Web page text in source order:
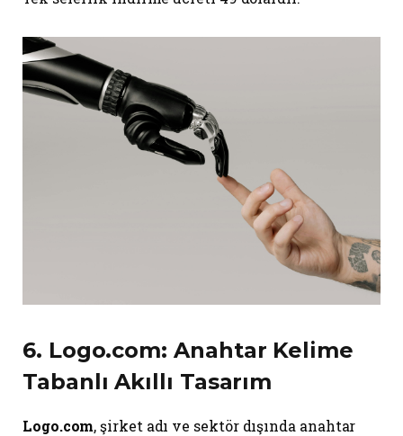
6. Logo.com: Anahtar Kelime
Tabanlı Akıllı Tasarım
Logo.com, şirket adı ve sektör dışında anahtar